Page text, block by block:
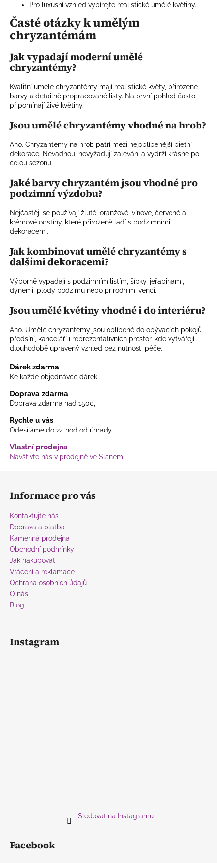
Pro luxusní vzhled vybírejte realistické umělé květiny.
Časté otázky k umělým
chryzantémám
Jak vypadají moderní umělé
chryzantémy?
Kvalitní umělé chryzantémy mají realistické květy, přirozené
barvy a detailně propracované listy. Na první pohled často
připomínají živé květiny.
Jsou umělé chryzantémy vhodné na hrob?
Ano. Chryzantémy na hrob patří mezi nejoblíbenější pietní
dekorace. Nevadnou, nevyžadují zalévání a vydrží krásné po
celou sezónu.
Jaké barvy chryzantém jsou vhodné pro
podzimní výzdobu?
Nejčastěji se používají žluté, oranžové, vínové, červené a
krémové odstíny, které přirozeně ladí s podzimními
dekoracemi.
Jak kombinovat umělé chryzantémy s
dalšími dekoracemi?
Výborně vypadají s podzimním listím, šípky, jeřabinami,
dýněmi, plody podzimu nebo přírodními věnci.
Jsou umělé květiny vhodné i do interiéru?
Ano. Umělé chryzantémy jsou oblíbené do obývacích pokojů,
předsíní, kanceláří i reprezentativních prostor, kde vytvářejí
dlouhodobě upravený vzhled bez nutnosti péče.
Dárek zdarma
Ke každé objednávce dárek
Doprava zdarma
Doprava zdarma nad 1500,-
Rychle u vás
Odesíláme do 24 hod od úhrady
Vlastní prodejna
Navštivte nás v prodejně ve Slaném.
Z
Informace pro vás
Kontaktujte nás
Doprava a platba
Kamenná prodejna
Obchodní podmínky
Jak nakupovat
Vrácení a reklamace
Ochrana osobních ůdajů
O nás
Blog
Instagram
Sledovat na Instagramu
Facebook